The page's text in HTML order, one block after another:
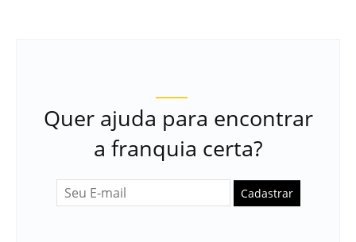
Quer ajuda para encontrar
a franquia certa?
Cadastrar